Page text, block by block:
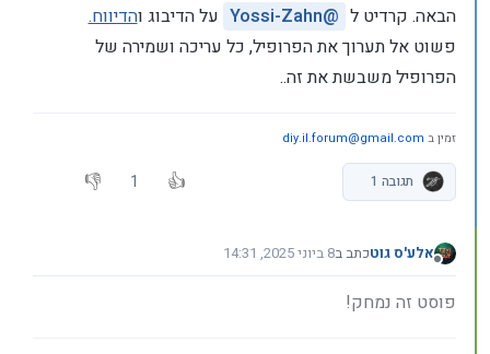
הבאה. קרדיט ל @
Yossi-Zahn על הדיבוג והדיווח.
פשוט אל תערוך את הפרופיל, כל עריכה ושמירה של
הפרופיל משבשת את זה..
זמין ב diy.il.forum@gmail.com
תגובה 1 1
מנותק
אלע'ס גוטכתב ב8 ביוני 2025, 14:31
נערך לאחרונה על ידי
פוסט זה נמחק!